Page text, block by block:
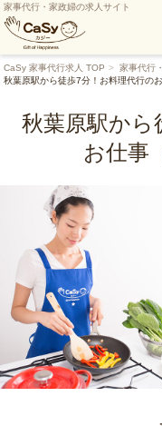
家事代行・家政婦の求人サイト
CaSy 家事代行求人 TOP 家事代行
秋葉原駅から徒歩7分！お料理代行の
秋葉原駅から
お仕事